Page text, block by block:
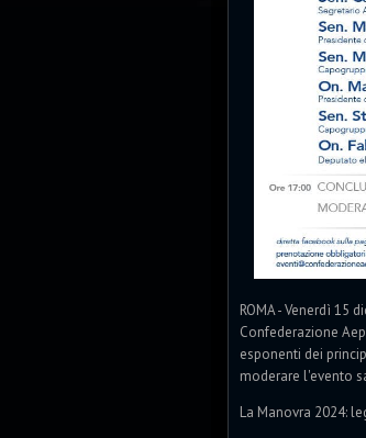
ROMA - Venerdì 15
Confederazione
esponenti dei
moderare l'evento
La Manovra 2024: